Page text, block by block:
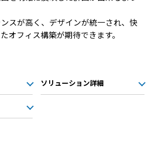
スが高く、デザインが統一され、快
オフィス構築が期待できます。
ソリューション詳細